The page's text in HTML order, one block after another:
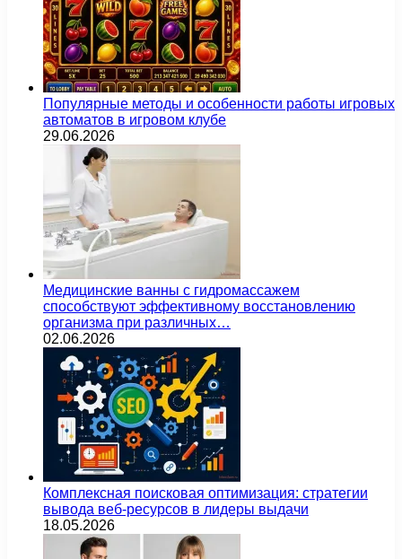
Популярные методы и особенности работы игровых
автоматов в игровом клубе
29.06.2026
Медицинские ванны с гидромассажем
способствуют эффективному восстановлению
организма при различных…
02.06.2026
Комплексная поисковая оптимизация: стратегии
вывода веб-ресурсов в лидеры выдачи
18.05.2026